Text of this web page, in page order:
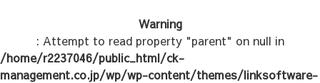
Warning
: Attempt to read property "parent" on null in
/home/r2237046/public_html/ck-
management.co.jp/wp/wp-content/themes/linksoftware-